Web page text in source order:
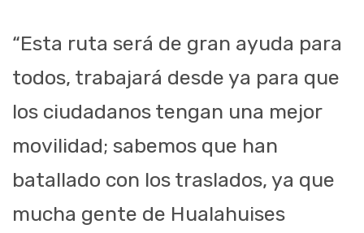
“Esta ruta será de gran ayuda para
todos, trabajará desde ya para que
los ciudadanos tengan una mejor
movilidad; sabemos que han
batallado con los traslados, ya que
mucha gente de Hualahuises